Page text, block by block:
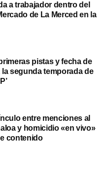
a trabajador dentro del
de La Merced en la
pistas y fecha de
segunda temporada de
entre menciones al
y homicidio «en vivo»
contenido